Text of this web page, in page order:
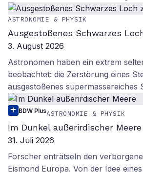
ASTRONOMIE & PHYSIK
Ausgestoßenes Schwarzes
3. August 2026
Astronomen haben ein extrem
beobachtet: die Zerstörung eines
ausgestoßenes supermassereiches
BDW PlusASTRONOMIE & PHYSIK
Im Dunkel außerirdischer Meere
31. Juli 2026
Forscher enträtseln den
Eismond Europa. Von der Idee